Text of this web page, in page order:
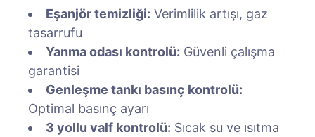
Eşanjör temizliği: Verimlilik artışı, gaz
tasarrufu
Yanma odası kontrolü: Güvenli çalışma
garantisi
Genleşme tankı basınç kontrolü:
Optimal basınç ayarı
3 yollu valf kontrolü: Sıcak su ve ısıtma